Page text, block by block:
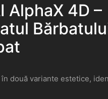
AlphaX 4D –
două variante estetice,